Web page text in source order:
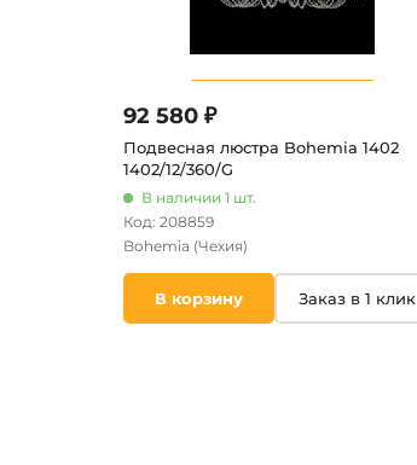
92 580 ₽
Подвесная люстра Bohemia 1402
1402/12/360/G
В наличии 1 шт.
Код: 208859
Bohemia (Чехия)
В корзину Заказ в 1 клик